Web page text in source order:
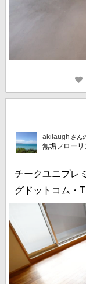
akilaugh さん
無垢フローリ
チークユニプレ
グドットコム・